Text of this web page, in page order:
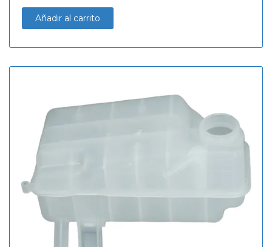
Añadir al carrito